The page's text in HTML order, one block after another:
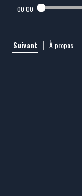
00:00
Suivant | À propos